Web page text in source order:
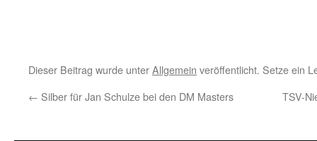
Dieser Beitrag wurde unterAllgemein veröffentlicht. Setze ein
← Silber für Jan Schulze bei den DM Masters TSV-